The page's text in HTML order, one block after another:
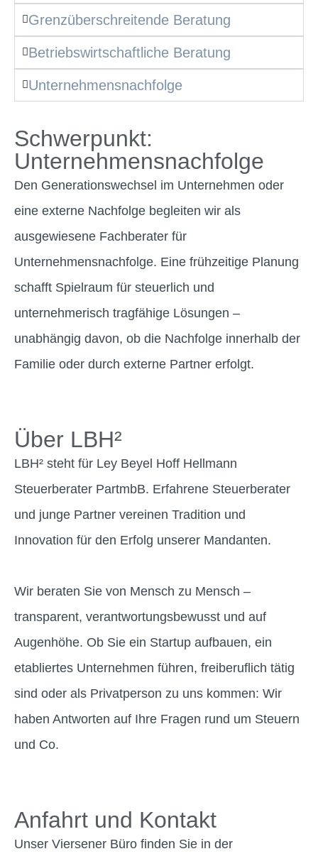
Grenzüberschreitende Beratung
Betriebswirtschaftliche Beratung
Unternehmensnachfolge
Schwerpunkt:
Unternehmensnachfolge
Den Generationswechsel im Unternehmen oder
eine externe Nachfolge begleiten wir als
ausgewiesene Fachberater für
Unternehmensnachfolge. Eine frühzeitige Planung
schafft Spielraum für steuerlich und
unternehmerisch tragfähige Lösungen –
unabhängig davon, ob die Nachfolge innerhalb der
Familie oder durch externe Partner erfolgt.
Über LBH²
LBH² steht für Ley Beyel Hoff Hellmann
Steuerberater PartmbB. Erfahrene Steuerberater
und junge Partner vereinen Tradition und
Innovation für den Erfolg unserer Mandanten.
Wir beraten Sie von Mensch zu Mensch –
transparent, verantwortungsbewusst und auf
Augenhöhe. Ob Sie ein Startup aufbauen, ein
etabliertes Unternehmen führen, freiberuflich tätig
sind oder als Privatperson zu uns kommen: Wir
haben Antworten auf Ihre Fragen rund um Steuern
und Co.
Anfahrt und Kontakt
Unser Viersener Büro finden Sie in der